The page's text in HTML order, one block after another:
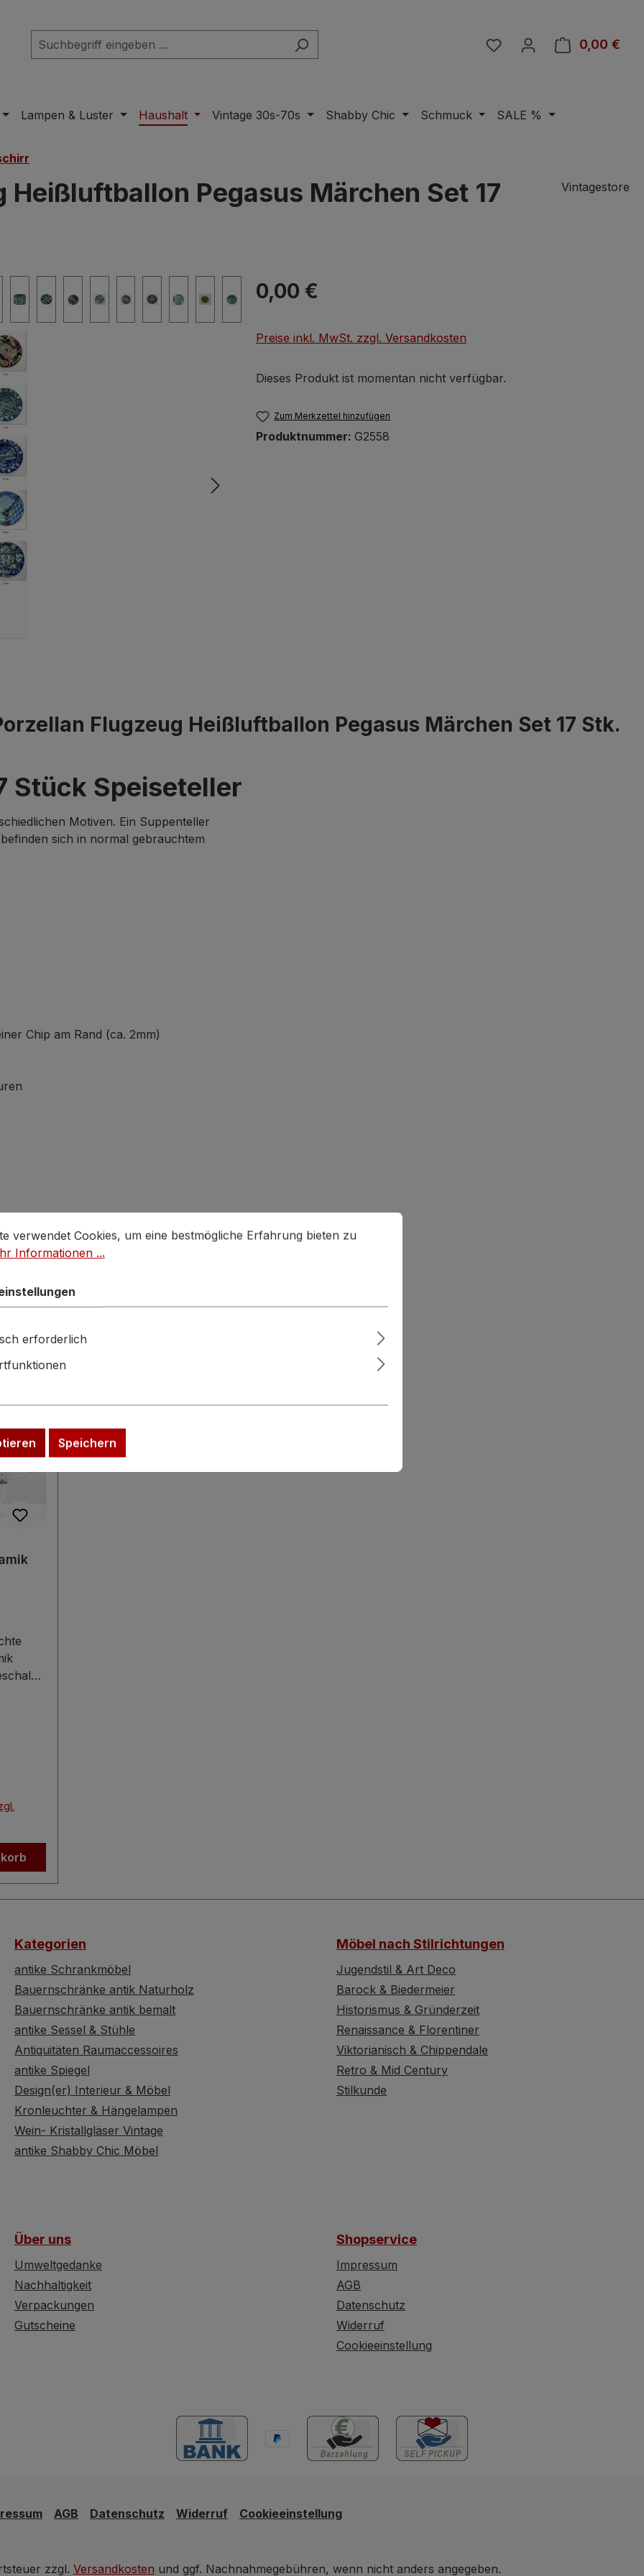
Du hast 0 Produkte auf
0,00 €
Lampen & Luster Haushalt Vintage 30s-70s Shabby Chic Schmuck SALE %
Heißluftballon Pegasus Märchen Set 17
Vintagestore
Regulärer Preis:
0,00 €
Preise inkl. MwSt. zzgl. Versandkosten
Dieses Produkt ist momentan nicht verfügbar.
Zum Merkzettel hinzufügen
Produktnummer: G2558
Flugzeug Heißluftballon Pegasus Märchen Set 17 Stk.
Stück Speiseteller
Motiven. Ein Suppenteller
sich in normal gebrauchtem
Chip am Rand (ca. 2mm)
of
en
Kategorien
antike Schrankmöbel
Bauernschränke antik Naturholz
Bauernschränke antik bemalt
antike Sessel & Stühle
Antiquitäten Raumaccessoires
antike Spiegel
Design(er) Interieur & Möbel
Kronleuchter & Hängelampen
Wein- Kristallgläser Vintage
antike Shabby Chic Möbel
Möbel nach Stilrichtungen
Jugendstil & Art Deco
Barock & Biedermeier
Historismus & Gründerzeit
Renaissance & Florentiner
Viktorianisch & Chippendale
Retro & Mid Century
Stilkunde
Über uns
Umweltgedanke
Nachhaltigkeit
Verpackungen
Gutscheine
Shopservice
Impressum
AGB
Datenschutz
Widerruf
Cookieeinstellung
AGB Datenschutz Widerruf Cookieeinstellung
zzgl. Versandkosten und ggf. Nachnahmegebühren, wenn nicht anders angegeben.
Cookies, um eine bestmögliche Erfahrung bieten zu können.
Mehr Informationen ...
verwendet Cookies, um eine bestmögliche Erfahrung bieten zu
Informationen ...
erforderlich
Speichern